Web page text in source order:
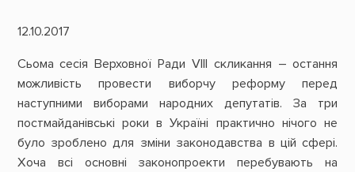
12.10.2017
Сьома сесія Верховної Ради VIII скликання – остання
можливість провести виборчу реформу перед
наступними виборами народних депутатів. За три
постмайданівські роки в Україні практично нічого не
було зроблено для зміни законодавства в цій сфері.
Хоча всі основні законопроекти перебувають на